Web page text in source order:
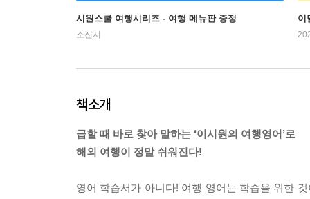
시원스쿨 여행시리즈 - 여행 메뉴판 증정
소진시
이
책소개
급할 때 바로 찾아 말하는 ‘이시원의 여행영어’로
해외 여행이 정말 쉬워진다!
영어 학습서가 아니다! 여행 영어는 학습을 위한